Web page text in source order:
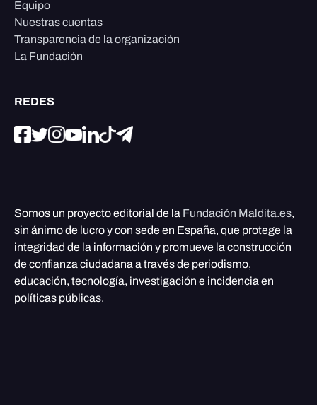
Equipo
Nuestras cuentas
Transparencia de la organización
La Fundación
REDES
Somos un proyecto editorial de la Fundación Maldita.es,
sin ánimo de lucro y con sede en España, que protege la
integridad de la información y promueve la construcción
de confianza ciudadana a través de periodismo,
educación, tecnología, investigación e incidencia en
políticas públicas.